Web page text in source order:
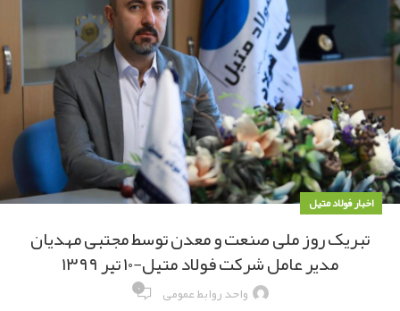
اخبار فولاد متیل
تبریک روز ملی صنعت و معدن توسط مجتبی مهدیان
مدیر عامل شرکت فولاد متیل-۱۰ تیر ۱۳۹۹
واحد روابط عمومی ۰